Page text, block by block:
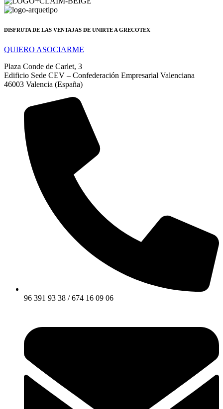
DISFRUTA DE LAS VENTAJAS DE UNIRTE A GRECOTEX
QUIERO ASOCIARME
Plaza Conde de Carlet, 3
Edificio Sede CEV – Confederación Empresarial Valenciana
46003 Valencia (España)
96 391 93 38 / 674 16 09 06